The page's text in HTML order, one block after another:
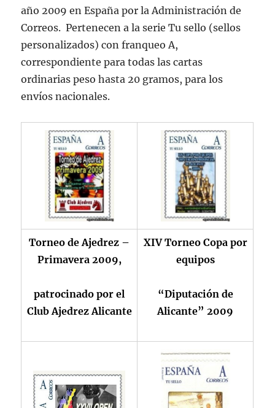
año 2009 en España por la Administración de
Correos. Pertenecen a la serie Tu sello (sellos
personalizados) con franqueo A,
correspondiente para todas las cartas
ordinarias peso hasta 20 gramos, para los
envíos nacionales.
Torneo de Ajedrez –
Primavera 2009,
patrocinado por el
Club Ajedrez Alicante
XIV Torneo Copa por
equipos
“Diputación de
Alicante” 2009